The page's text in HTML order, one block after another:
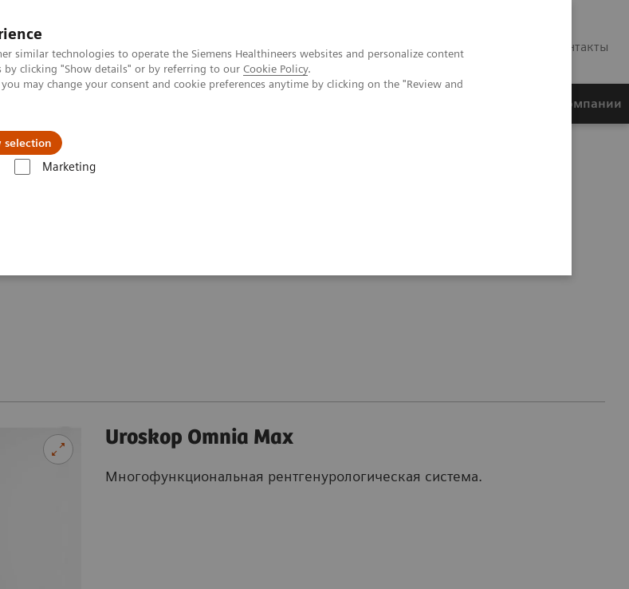
similar technologies to operate the Siemens Healthineers websites and personalize content
by clicking "Show details" or by referring to our Cookie Policy.
may change your consent and cookie preferences anytime by clicking on the "Review and
selection
Marketing
Контакты
О компании
Uroskop Omnia Max
Uroskop Omnia Max
Многофункциональная рентгенурологическая система.